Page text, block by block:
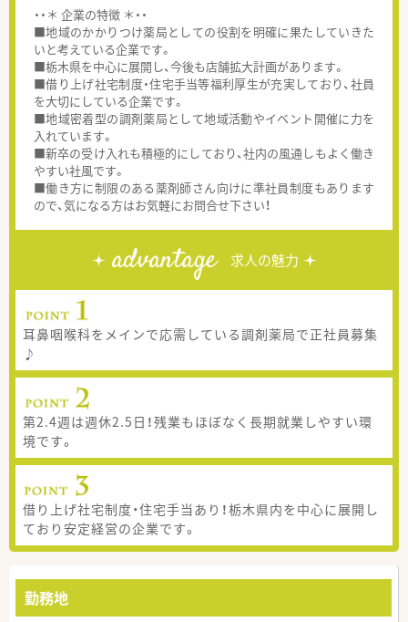
・・＊ 企業の特徴 ＊・・
■地域のかかりつけ薬局としての役割を明確に果たしていきた
いと考えている企業です。
■栃木県を中心に展開し、今後も店舗拡大計画があります。
■借り上げ社宅制度・住宅手当等福利厚生が充実しており、社員
を大切にしている企業です。
■地域密着型の調剤薬局として地域活動やイベント開催に力を
入れています。
■新卒の受け入れも積極的にしており、社内の風通しもよく働き
やすい社風です。
■働き方に制限のある薬剤師さん向けに準社員制度もあります
ので、気になる方はお気軽にお問合せ下さい！
advantage 求人の魅力
耳鼻咽喉科をメインで応需している調剤薬局で正社員募集
♪
第2.4週は週休2.5日！残業もほぼなく長期就業しやすい環
境です。
借り上げ社宅制度・住宅手当あり！栃木県内を中心に展開し
ており安定経営の企業です。
勤務地